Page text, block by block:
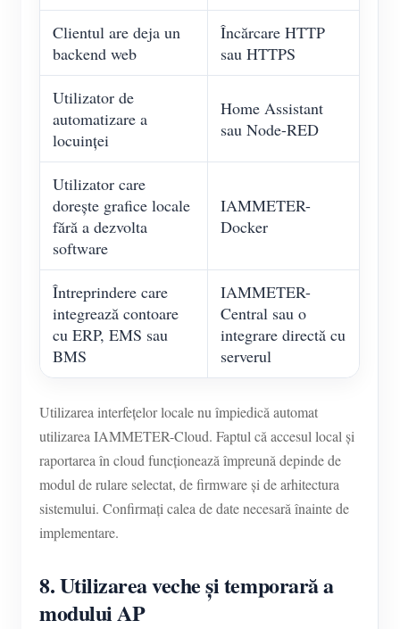
Clientul are deja un
backend web
Încărcare HTTP
sau HTTPS
Utilizator de
automatizare a
locuinței
Home Assistant
sau Node-RED
Utilizator care
dorește grafice locale
fără a dezvolta
software
IAMMETER-
Docker
Întreprindere care
integrează contoare
cu ERP, EMS sau
BMS
IAMMETER-
Central sau o
integrare directă cu
serverul
Utilizarea interfețelor locale nu împiedică automat
utilizarea IAMMETER-Cloud. Faptul că accesul local și
raportarea în cloud funcționează împreună depinde de
modul de rulare selectat, de firmware și de arhitectura
sistemului. Confirmați calea de date necesară înainte de
implementare.
8. Utilizarea veche și temporară a
modului AP